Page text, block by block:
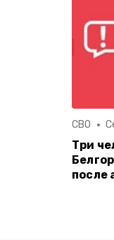
СВО
Три
после